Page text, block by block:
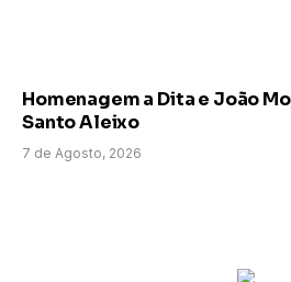
Homenagem a Dita e João
Santo Aleixo
7 de Agosto, 2026